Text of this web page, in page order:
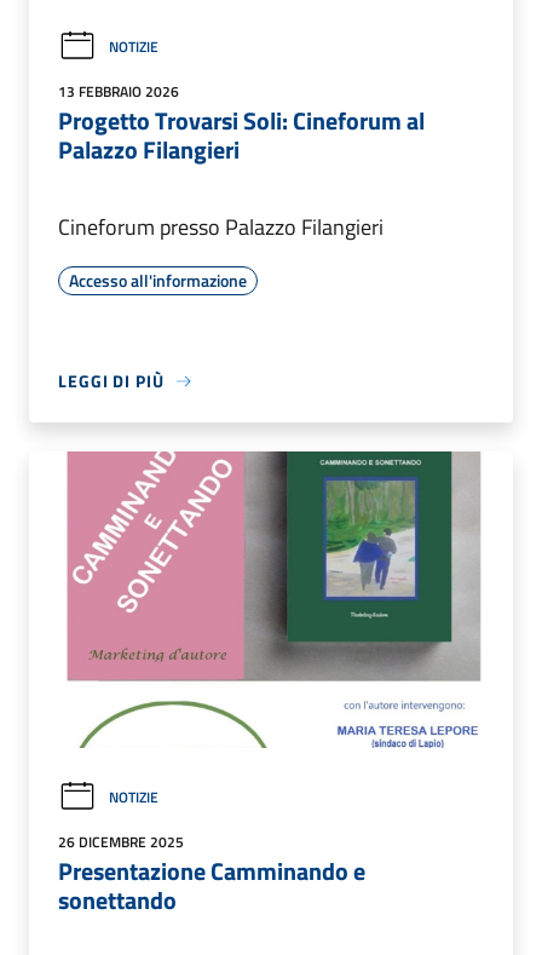
NOTIZIE
13 FEBBRAIO 2026
Progetto Trovarsi Soli: Cineforum al
Palazzo Filangieri
Cineforum presso Palazzo Filangieri
Accesso all'informazione
LEGGI DI PIÙ
NOTIZIE
26 DICEMBRE 2025
Presentazione Camminando e
sonettando